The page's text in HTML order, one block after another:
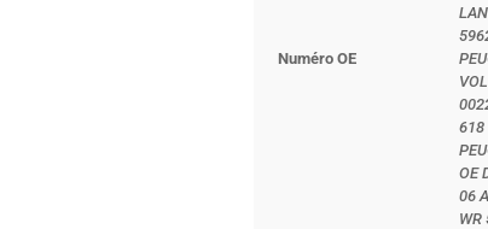
Numéro OE
618
OE
06
WR